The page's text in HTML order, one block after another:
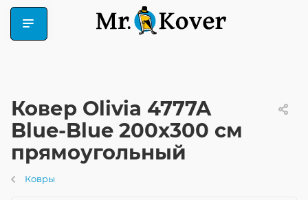
Ковер Olivia 4777A
Blue-Blue 200x300 см
прямоугольный
Ковры